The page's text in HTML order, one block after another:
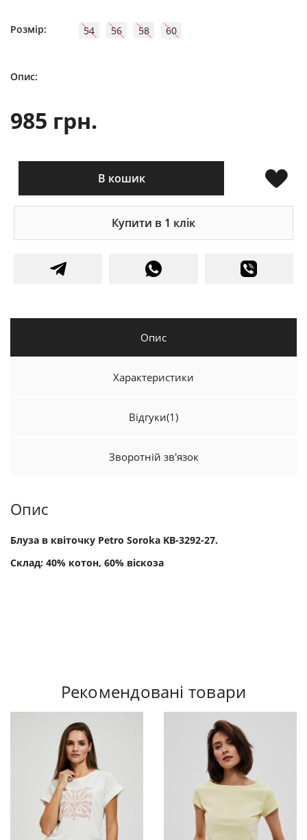
Розмір: 54 56 58 60
Опис:
985 грн.
В кошик
Купити в 1 клік
Опис
Характеристики
Відгуки(1)
Зворотній зв'язок
Опис
Блуза в квіточку Petro Soroka KB-3292-27.
Склад: 40% котон, 60% віскоза
Рекомендовані товари